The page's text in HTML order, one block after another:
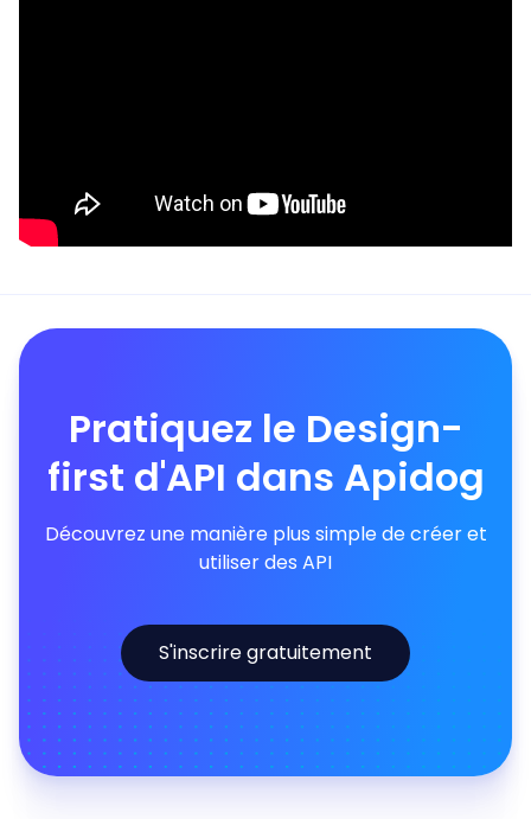
Pratiquez le Design-
first d'API dans Apidog
Découvrez une manière plus simple de créer et
utiliser des API
S'inscrire gratuitement